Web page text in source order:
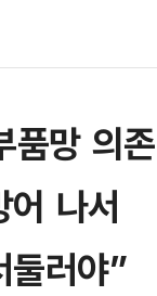
품망 의
어 나서
둘러야”